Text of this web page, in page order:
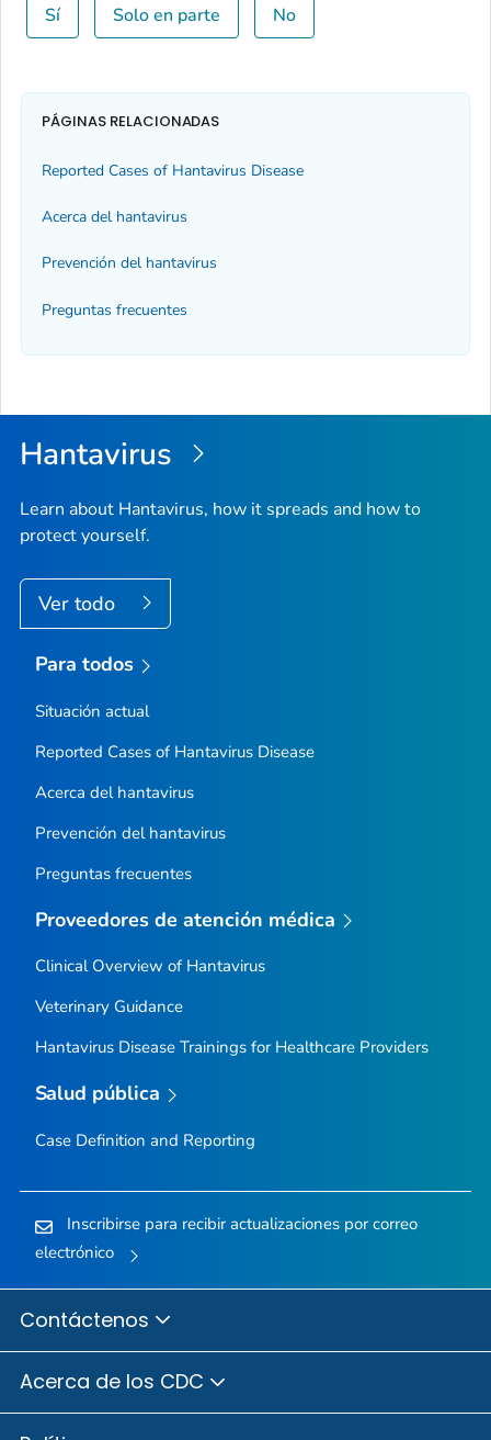
Sí Solo en parte No
PÁGINAS RELACIONADAS
Reported Cases of Hantavirus Disease
Acerca del hantavirus
Prevención del hantavirus
Preguntas frecuentes
Hantavirus
Learn about Hantavirus, how it spreads and how to
protect yourself.
Ver todo
Para todos
Situación actual
Reported Cases of Hantavirus Disease
Acerca del hantavirus
Prevención del hantavirus
Preguntas frecuentes
Proveedores de atención médica
Clinical Overview of Hantavirus
Veterinary Guidance
Hantavirus Disease Trainings for Healthcare Providers
Salud pública
Case Definition and Reporting
Inscribirse para recibir actualizaciones por correo
electrónico
Contáctenos
Acerca de los CDC